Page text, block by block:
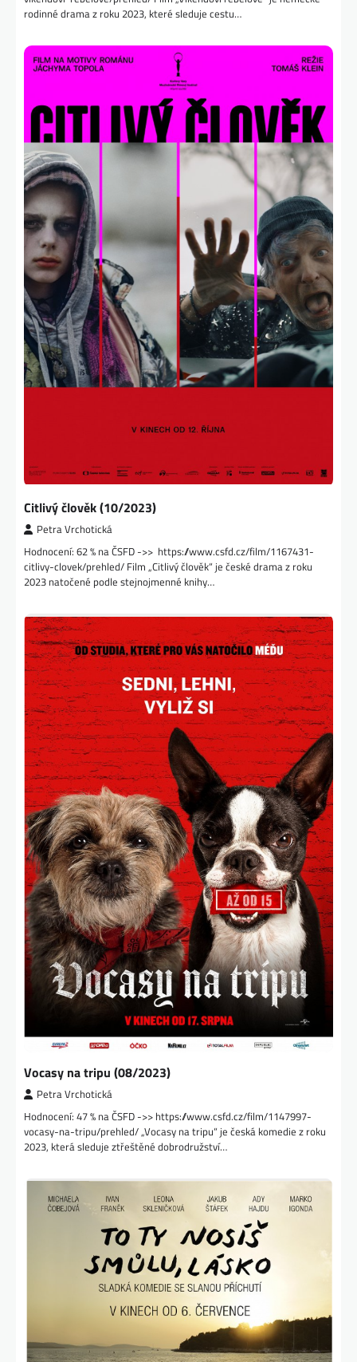
rodinné drama z roku 2023, které sleduje cestu…
Citlivý člověk (10/2023)
Petra Vrchotická
Hodnocení: 62 % na ČSFD ->> https://www.csfd.cz/film/1167431-
citlivy-clovek/prehled/ Film „Citlivý člověk“ je české drama z roku
2023 natočené podle stejnojmenné knihy…
Vocasy na tripu (08/2023)
Petra Vrchotická
Hodnocení: 47 % na ČSFD ->> https://www.csfd.cz/film/1147997-
vocasy-na-tripu/prehled/ „Vocasy na tripu“ je česká komedie z roku
2023, která sleduje ztřeštěné dobrodružství…